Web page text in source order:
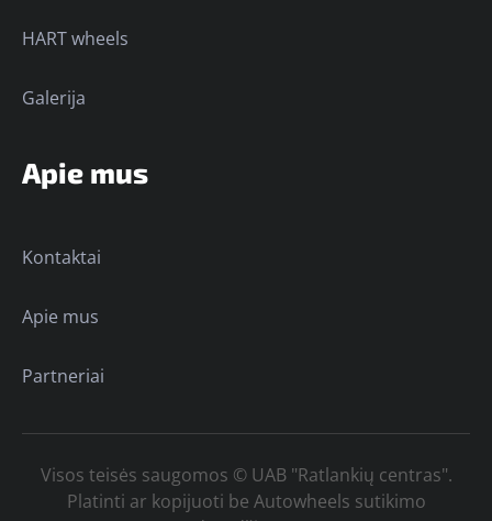
HART wheels
Galerija
Apie mus
Kontaktai
Apie mus
Partneriai
Visos teisės saugomos © UAB "Ratlankių centras".
Platinti ar kopijuoti be Autowheels sutikimo